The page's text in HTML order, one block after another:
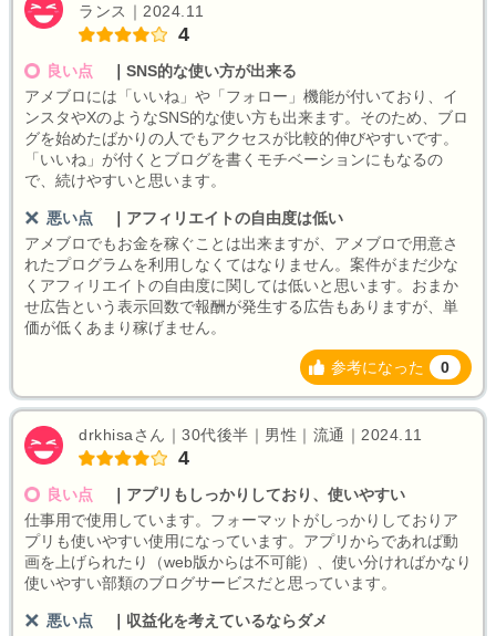
ランス｜2024.11
4
良い点
SNS的な使い方が出来る
アメブロには「いいね」や「フォロー」機能が付いており、イ
ンスタやXのようなSNS的な使い方も出来ます。そのため、ブロ
グを始めたばかりの人でもアクセスが比較的伸びやすいです。
「いいね」が付くとブログを書くモチベーションにもなるの
で、続けやすいと思います。
悪い点
アフィリエイトの自由度は低い
アメブロでもお金を稼ぐことは出来ますが、アメブロで用意さ
れたプログラムを利用しなくてはなりません。案件がまだ少な
くアフィリエイトの自由度に関しては低いと思います。おまか
せ広告という表示回数で報酬が発生する広告もありますが、単
価が低くあまり稼げません。
参考になった 0
drkhisaさん｜30代後半｜男性｜流通｜2024.11
4
良い点
アプリもしっかりしており、使いやすい
仕事用で使用しています。フォーマットがしっかりしておりア
プリも使いやすい使用になっています。アプリからであれば動
画を上げられたり（web版からは不可能）、使い分ければかなり
使いやすい部類のブログサービスだと思っています。
悪い点
収益化を考えているならダメ